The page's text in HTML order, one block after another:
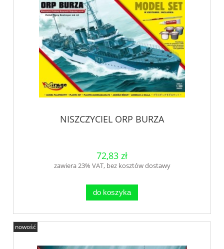
NISZCZYCIEL ORP BURZA
72,83 zł
zawiera 23% VAT, bez kosztów dostawy
do koszyka
nowość